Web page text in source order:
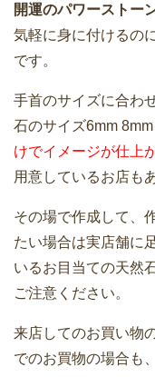
開運のパワーストー
気軽に身に付けるの
です。
手首のサイズに合わ
石のサイズ6mm
けでイメージが仕上
用意しているお店も
その場で作成して、
たい場合は実店舗に
いるお目当ての天然
ご注意ください。
来店してのお買い物
でのお買物の場合も